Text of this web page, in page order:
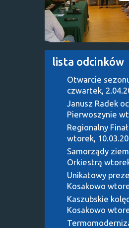
lista odcinków
Otwarcie
czwartek,
Janusz Radek
Pierwoszynie
Regionalny
wtorek,
Samorządy
Orkiestrą
Unikatowy
Kosakowo
Kaszubskie
Kosakowo